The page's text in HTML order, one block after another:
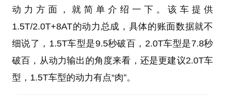
动力方面，就简单介绍一下。该车提供
1.5T/2.0T+8AT的动力总成，具体的账面数据就不
细说了，1.5T车型是9.5秒破百，2.0T车型是7.8秒
破百，从动力输出的角度来看，还是更建议2.0T车
型，1.5T车型的动力有点“肉”。